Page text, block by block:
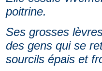
poitrine.
Ses grosses
des gens qui se
sourcils épais et